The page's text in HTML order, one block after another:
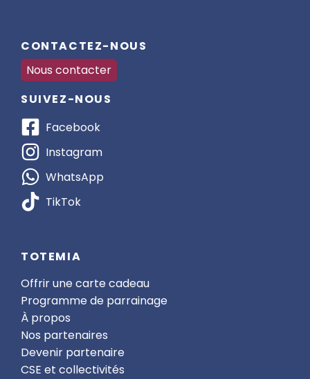
CONTACTEZ-NOUS
Nous contacter
SUIVEZ-NOUS
Facebook
Instagram
WhatsApp
TikTok
TOTEMIA
Offrir une carte cadeau
Programme de parrainage
À propos
Nos partenaires
Devenir partenaire
CSE et collectivités